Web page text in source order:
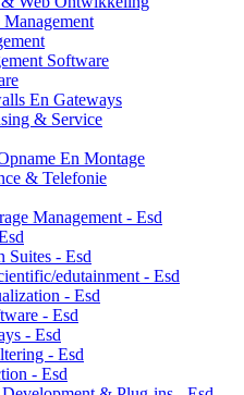
Software
En Gateways
& Service
En Montage
& Telefonie
Management - Esd
Suites - Esd
edutainment - Esd
- Esd
- Esd
- Esd
- Esd
- Esd